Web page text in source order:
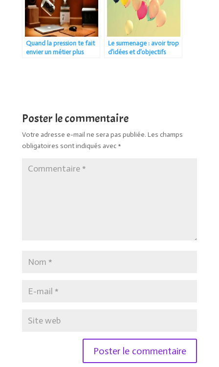
Quand la pression te fait
envier un métier plus
Le surmenage : avoir trop
d’idées et d’objectifs
Poster le commentaire
Votre adresse e-mail ne sera pas publiée. Les champs
obligatoires sont indiqués avec *